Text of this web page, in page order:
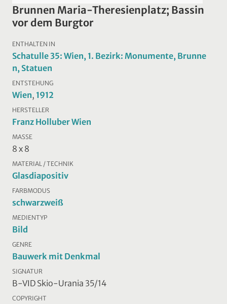
Brunnen Maria-Theresienplatz; Bassin
vor dem Burgtor
ENTHALTEN IN
Schatulle 35: Wien, 1. Bezirk: Monumente, Brunne
n, Statuen
ENTSTEHUNG
Wien, 1912
HERSTELLER
Franz Holluber Wien
MASSE
8 x 8
MATERIAL / TECHNIK
Glasdiapositiv
FARBMODUS
schwarzweiß
MEDIENTYP
Bild
GENRE
Bauwerk mit Denkmal
SIGNATUR
B-VID Skio-Urania 35/14
COPYRIGHT